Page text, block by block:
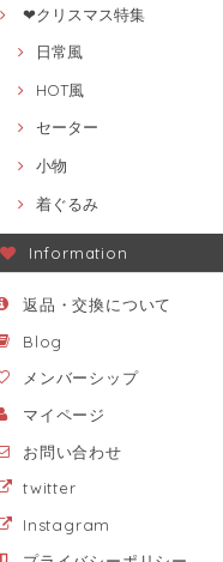
❤クリスマス特集
日常風
HOT風
セーター
小物
着ぐるみ
Information
返品・交換について
Blog
メンバーシップ
マイページ
お問い合わせ
twitter
Instagram